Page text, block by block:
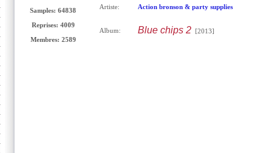
Samples: 64838
Reprises: 4009
Membres: 2589
Artiste: Action bronson & party supplies
Album: Blue chips 2[2013]